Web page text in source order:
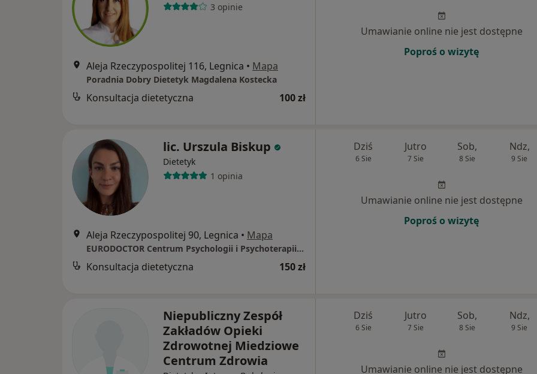
3 opinie
Aleja Rzeczypospolitej 116, Legnica • Mapa
Poradnia Dobry Dietetyk Magdalena Kostecka
Konsultacja dietetyczna 100 zł
Umawianie online nie jest dostępne
Poproś o wizytę
lic. Urszula Biskup
Dietetyk
1 opinia
Aleja Rzeczypospolitej 90, Legnica • Mapa
EURODOCTOR Centrum Psychologii i Psychoterapii Legnica
Konsultacja dietetyczna 150 zł
Dziś
6 Sie
Jutro
7 Sie
Sob,
8 Sie
Ndz,
9 Sie
Umawianie online nie jest dostępne
Poproś o wizytę
Niepubliczny Zespół
Zakładów Opieki
Zdrowotnej Miedziowe
Centrum Zdrowia
Dziś
6 Sie
Jutro
7 Sie
Sob,
8 Sie
Ndz,
9 Sie
Umawianie online nie jest dostępne